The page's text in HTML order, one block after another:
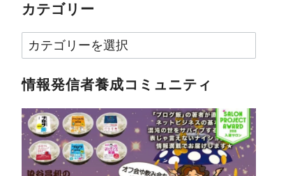
カテゴリー
カ
テ
ゴ
リ
ー
情報発信者養成コミュニティ